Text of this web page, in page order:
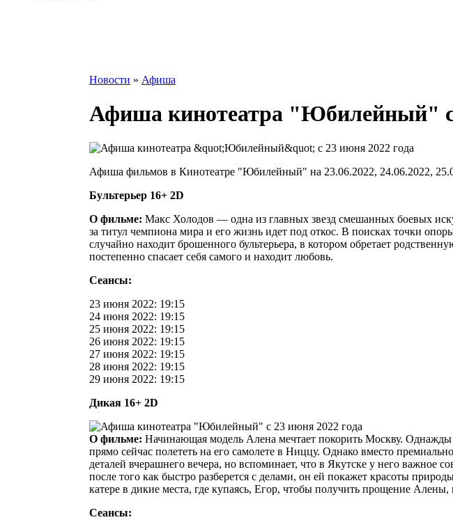
Новости » Афиша
Афиша кинотеатра "Юбилейный" c
Афиша фильмов в Кинотеатре "Юбилейный" на 23.06.2022, 24.06.2022,
Бультерьер 16+ 2D
О фильме: Макс Холодов — одна из главных звезд смешанных боевых
за титул чемпиона мира и его жизнь идет под откос. В поисках точки
случайно находит брошенного бультерьера, в котором обретает
постепенно спасает себя самого и находит любовь.
Сеансы:
23 июня 2022: 19:15
24 июня 2022: 19:15
25 июня 2022: 19:15
26 июня 2022: 19:15
27 июня 2022: 19:15
28 июня 2022: 19:15
29 июня 2022: 19:15
Дикая 16+ 2D
О фильме: Начинающая модель Алена мечтает покорить Москву. Однажды
прямо сейчас полететь на его самолете в Ниццу. Однако вместо
деталей вчерашнего вечера, но вспоминает, что в Якутске у него важное
после того как быстро разберется с делами, он ей покажет красоты
катере в дикие места, где купаясь, Егор, чтобы получить прощение Алены,
Сеансы: